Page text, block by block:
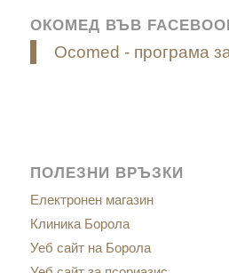
ОКОМЕД ВЪВ
Ocomed - програма
ПОЛЕЗНИ ВРЪЗКИ
Електронен магазин
Клиника Борола
Уеб сайт на Борола